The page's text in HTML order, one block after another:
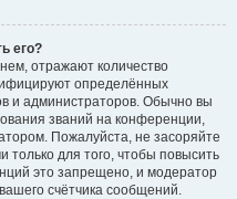
его?
отражают количество
определённых
и администраторов. Обычно вы
званий на конференции,
Пожалуйста, не засоряйте
для того, чтобы повысить
это запрещено, и модератор
счётчика сообщений.